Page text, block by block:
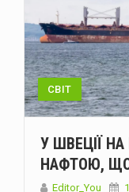
СВІТ
У ШВЕЦІЇ
НАФТОЮ,
Editor_You